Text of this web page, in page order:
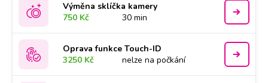
Výměna sklíčka kamery
750 Kč
30 min
Oprava funkce Touch-ID
3250 Kč
nelze na počkání